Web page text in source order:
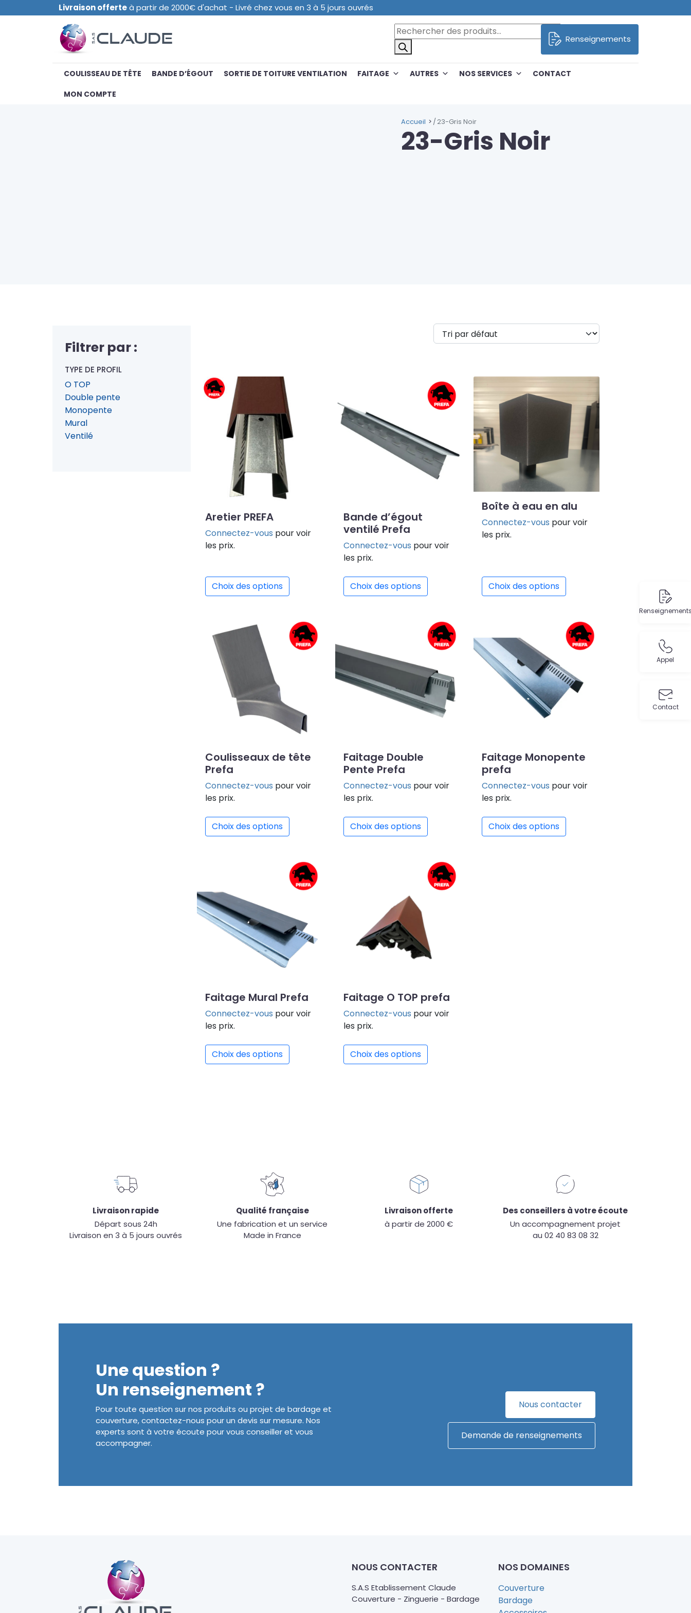
Livraison offerteà partir de 2000€ d'achat - Livré chez vous en 3 à 5 jours ouvrés
Recherche de produits
Renseignements
COULISSEAU DE TÊTE BANDE D’ÉGOUT SORTIE DE TOITURE VENTILATION FAITAGE AUTRES NOS SERVICES
CONTACT
MON COMPTE
Accueil 23-Gris Noir
23-Gris Noir
Filtrer par :
TYPE DE PROFIL
O TOP
Double pente
Monopente
Mural
Ventilé
Aretier PREFA
Connectez-vous pour voir
les prix.
Choix des options
Bande d’égout
ventilé Prefa
Connectez-vous pour voir
les prix.
Choix des options
Boîte à eau en alu
Connectez-vous pour voir
les prix.
Choix des options
Coulisseaux de tête
Prefa
Connectez-vous pour voir
les prix.
Choix des options
Faitage Double
Pente Prefa
Connectez-vous pour voir
les prix.
Choix des options
Faitage Monopente
prefa
Connectez-vous pour voir
les prix.
Choix des options
Faitage Mural Prefa
Connectez-vous pour voir
les prix.
Choix des options
Faitage O TOP prefa
Connectez-vous pour voir
les prix.
Choix des options
Livraison rapide
Départ sous 24h
Livraison en 3 à 5 jours ouvrés
Qualité française
Une fabrication et un service
Made in France
Livraison offerte
à partir de 2000 €
Des conseillers à votre écoute
Un accompagnement projet
au 02 40 83 08 32
Appel
Contact
Une question ?
Un renseignement ?
Pour toute question sur nos produits ou projet de bardage et
couverture, contactez-nous pour un devis sur mesure. Nos
experts sont à votre écoute pour vous conseiller et vous
accompagner.
Nous contacter
Demande de renseignements
NOUS CONTACTER
S.A.S Etablissement Claude
Couverture - Zinguerie - Bardage
NOS DOMAINES
Couverture
Bardage